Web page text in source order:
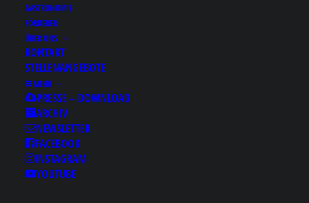
GASTRONOMIE
FÖRDERER
ÜBER UNS
KONTAKT
STELLENANGEBOTE
MEHR
PRESSE – DOWNLOAD
ARCHIV
NEWSLETTER
FACEBOOK
INSTAGRAM
YOUTUBE
Results for: U 밤의제국
ㅒ《bamje1.com】✩밤
의제국 밤의제국 밤의제